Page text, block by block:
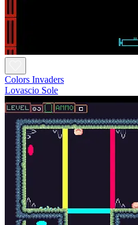
Colors Invaders
Lovascio Sole